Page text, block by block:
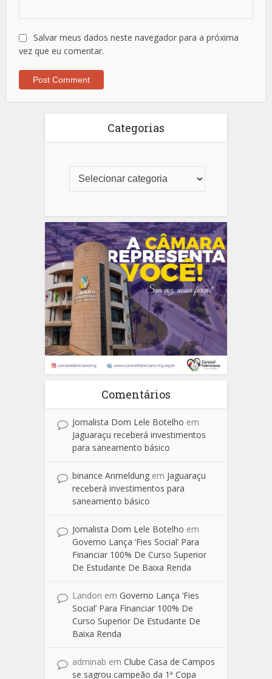
Salvar meus dados neste navegador para a próxima
vez que eu comentar.
Categorias
Comentários
Jornalista Dom Lele Botelho em
Jaguaraçu receberá investimentos
para saneamento básico
binance Anmeldung em Jaguaraçu
receberá investimentos para
saneamento básico
Jornalista Dom Lele Botelho em
Governo Lança ‘Fies Social’ Para
Financiar 100% De Curso Superior
De Estudante De Baixa Renda
Landon em Governo Lança ‘Fies
Social’ Para Financiar 100% De
Curso Superior De Estudante De
Baixa Renda
adminab em Clube Casa de Campos
se sagrou campeão da 1ª Copa